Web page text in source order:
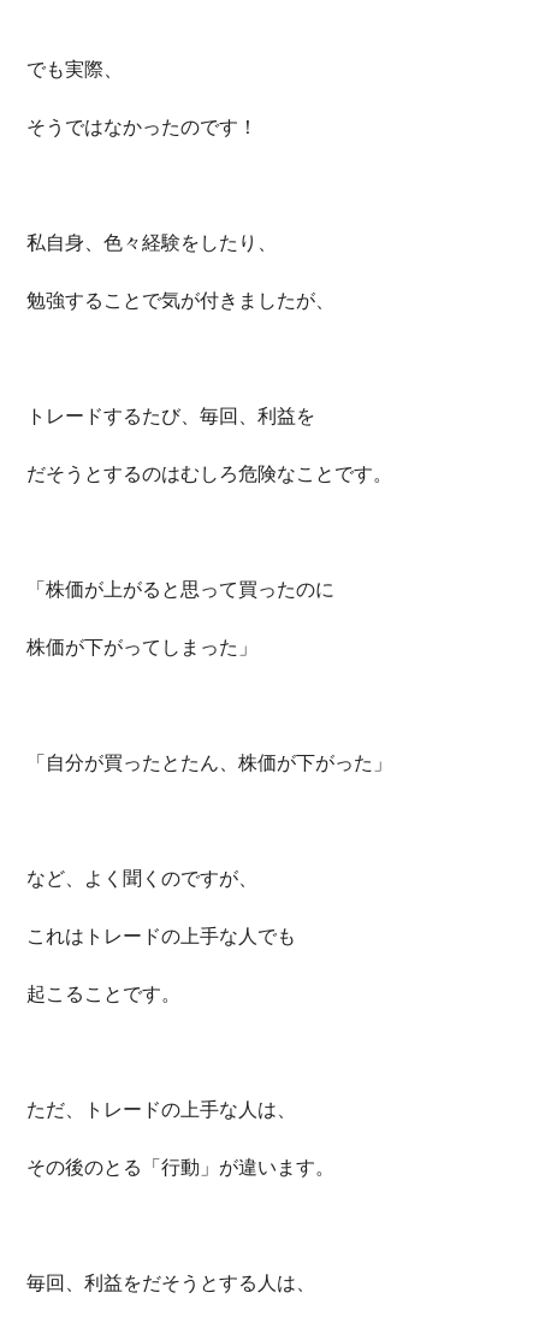
でも実際、
そうではなかったのです！
私自身、色々経験をしたり、
勉強することで気が付きましたが、
トレードするたび、毎回、利益を
だそうとするのはむしろ危険なことです。
「株価が上がると思って買ったのに
株価が下がってしまった」
「自分が買ったとたん、株価が下がった」
など、よく聞くのですが、
これはトレードの上手な人でも
起こることです。
ただ、トレードの上手な人は、
その後のとる「行動」が違います。
毎回、利益をだそうとする人は、